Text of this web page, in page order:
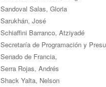
Sandoval Salas, Gloria
Sarukhán, José
Schiaffini Barranco, Atziyadé
Secretaría de Programación y
Senado de Francia,
Serra Rojas, Andrés
Shack Yalta, Nelson